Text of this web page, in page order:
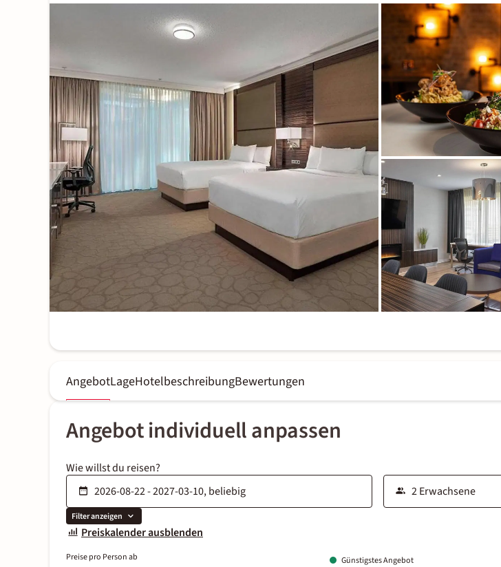
AngebotLageHotelbeschreibungBewertungen
Angebot individuell anpassen
Wie willst du reisen?
Filter anzeigen
Preiskalender ausblenden
Preise pro Person ab Günstigstes Angebot